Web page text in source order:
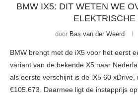
BMW IX5: DIT WETEN WE
ELEKTRISCHE
door Bas van der Weerd
BMW brengt met de iX5 voor het eerst
variant van de bekende X5 naar
als eerste verschijnt is de iX5 60 xDrive,
€105.673. Daarmee ligt de instapprijs